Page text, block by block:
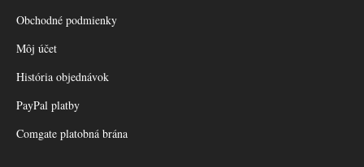
Obchodné podmienky
Môj účet
História objednávok
PayPal platby
Comgate platobná brána